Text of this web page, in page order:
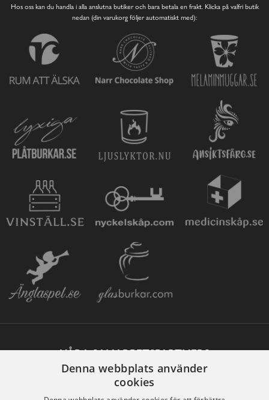
Hos oss kan du handla i alla anslutna butiker och bara betala en frakt. Klicka på valfri butik
nedan (din varukorg följer automatiskt med):
VÅRA SAMARBETSPARTNERS
Denna webbplats använder
cookies